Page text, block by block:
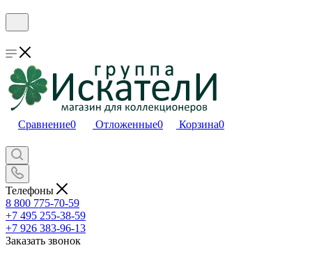
Сравнение0 Отложенные0 Корзина0
Телефоны
8 800 775-70-59
+7 495 255-38-59
+7 926 383-96-13
Заказать звонок